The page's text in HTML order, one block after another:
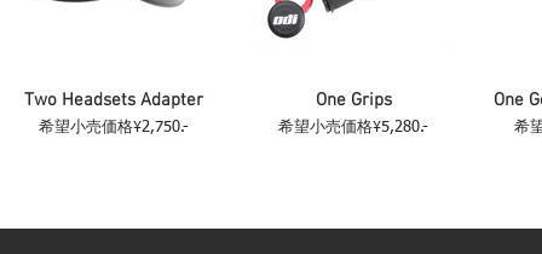
Two Headsets Adapter
希望小売価格¥2,750.-
One Grips
希望小売価格¥5,280.-
One
希